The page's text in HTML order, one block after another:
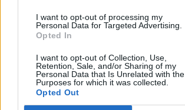
I want to opt-out of processing my
Personal Data for Targeted Advertising.
Opted In
I want to opt-out of Collection, Use,
Retention, Sale, and/or Sharing of my
Personal Data that Is Unrelated with the
Purposes for which it was collected.
Opted Out